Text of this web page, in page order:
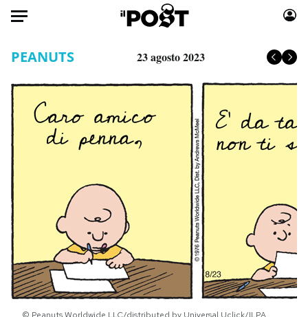
HOME
Italia
Mondo
Internet
Scienza
Cultura
Economia
Sport
Moda
Libri
Consumismi
Storie/Idee
Ok Boomer!
Media
Europa
Altrecose
Mondiali calcio 2026
PEANUTS 23 agosto 2023